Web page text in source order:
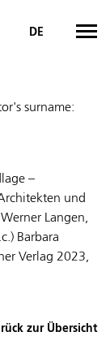
DE
surname:
–
und
Langen,
Barbara
Verlag 2023,
zur Übersicht